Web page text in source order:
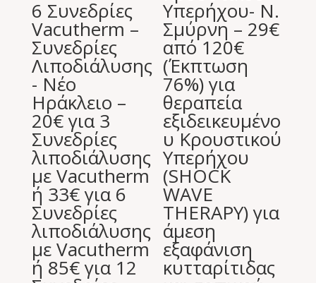
6 Συνεδρίες
Vacutherm –
Συνεδρίες
Λιποδιάλυσης
- Νέο
Ηράκλειο –
20€ για 3
Συνεδρίες
λιποδιάλυσης
με Vacutherm
ή 33€ για 6
Συνεδρίες
λιποδιάλυσης
με Vacutherm
ή 85€ για 12
Υπερήχου- Ν.
Σμύρνη – 29€
από 120€
(Έκπτωση
76%) για
θεραπεία
εξιδεικευμένο
υ Κρουστικού
Υπερήχου
(SHOCK
WAVE
THERAPY) για
άμεση
εξαφάνιση
κυτταρίτιδας